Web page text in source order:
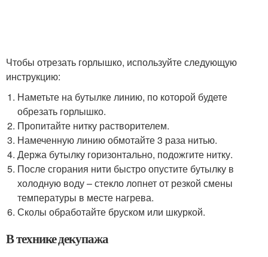
Чтобы отрезать горлышко, используйте следующую
инструкцию:
Наметьте на бутылке линию, по которой будете
обрезать горлышко.
Пропитайте нитку растворителем.
Намеченную линию обмотайте 3 раза нитью.
Держа бутылку горизонтально, подожгите нитку.
После сгорания нити быстро опустите бутылку в
холодную воду – стекло лопнет от резкой смены
температуры в месте нагрева.
Сколы обработайте бруском или шкуркой.
В технике декупажа